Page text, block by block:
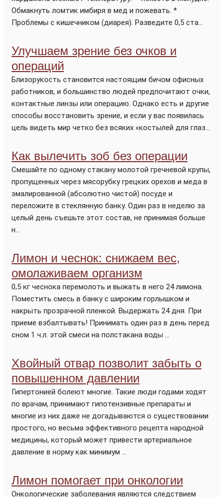
Обмакнуть ломтик имбиря в мед и пожевать. *
Проблемы с кишечником (диарея). Разведите 0,5 ста...
Улучшаем зрение без очков и
операций
Близорукость становится настоящим бичом офисных
работников, и большинство людей предпочитают очки,
контактные линзы или операцию. Однако есть и другие
способы восстановить зрение, и если у вас появилась
цель видеть мир четко без всяких «костылей для глаз...
Как вылечить зоб без операции
Смешайте по одному стакану молотой гречневой крупы,
пропущенных через мясорубку грецких орехов и меда в
эмалированной (абсолютно чистой) посуде и
переложите в стеклянную банку. Один раз в неделю за
целый день съешьте этот состав, не принимая больше
н...
Лимон и чеснок: снижаем вес,
омолаживаем организм
0,5 кг чеснока перемолоть и выжать в него 24 лимона.
Поместить смесь в банку с широким горлышком и
накрыть прозрачной пленкой. Выдержать 24 дня. При
приеме взбалтывать! Принимать один раз в день перед
сном 1 ч.л. этой смеси на полстакана воды ...
Хвойный отвар позволит забыть о
повышенном давлении
Гипертонией болеют многие. Такие люди годами ходят
по врачам, принимают гипотензивные препараты и
многие из них даже не догадываются о существовании
простого, но весьма эффективного рецепта народной
медицины, который может привести артериальное
давление в норму как минимум ...
Лимон помогает при онкологии
Онкологические заболевания являются следствием